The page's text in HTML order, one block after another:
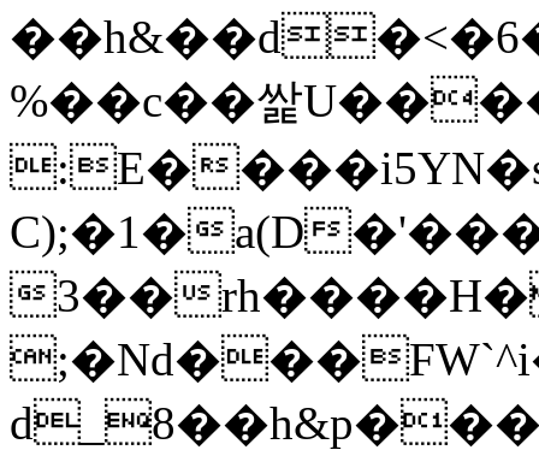
%��c��쌅
:E�
C);�1�a(D
3��